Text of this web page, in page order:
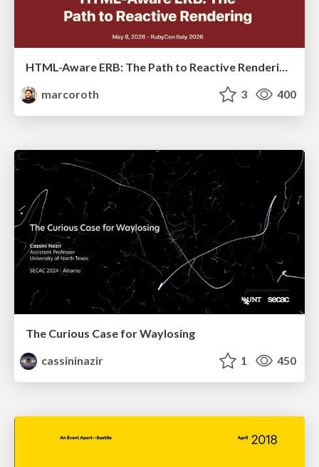
HTML-Aware ERB: The Path to Reactive Rendering @ RubyCon 2026, Rimini, Italy
marcoroth
3 400
The Curious Case for Waylosing
cassininazir
1 450